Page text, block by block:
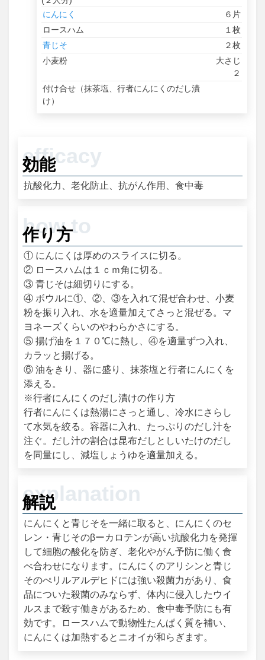
にんにく
６片
ロースハム
１枚
青じそ
２枚
小麦粉
大さじ
２
付け合せ（抹茶塩、行者にんにくのだし漬
け）
効能
抗酸化力、老化防止、抗がん作用、食中毒
作り方
① にんにくは厚めのスライスに切る。
② ロースハムは１ｃｍ角に切る。
③ 青じそは細切りにする。
④ ボウルに①、②、③を入れて混ぜ合わせ、小麦
粉を振り入れ、水を適量加えてさっと混ぜる。マ
ヨネーズくらいのやわらかさにする。
⑤ 揚げ油を１７０℃に熱し、④を適量ずつ入れ、
カラッと揚げる。
⑥ 油をきり、器に盛り、抹茶塩と行者にんにくを
添える。
※行者にんにくのだし漬けの作り方
行者にんにくは熱湯にさっと通し、冷水にさらし
て水気を絞る。容器に入れ、たっぷりのだし汁を
注ぐ。だし汁の割合は昆布だしとしいたけのだし
を同量にし、減塩しょうゆを適量加える。
解説
にんにくと青じそを一緒に取ると、にんにくのセ
レン・青じそのβーカロテンが高い抗酸化力を発揮
して細胞の酸化を防ぎ、老化やがん予防に働く食
べ合わせになります。にんにくのアリシンと青じ
そのぺリルアルデヒドには強い殺菌力があり、食
品についた殺菌のみならず、体内に侵入したウイ
ルスまで殺す働きがあるため、食中毒予防にも有
効です。ロースハムで動物性たんぱく質を補い、
にんにくは加熱するとニオイが和らぎます。